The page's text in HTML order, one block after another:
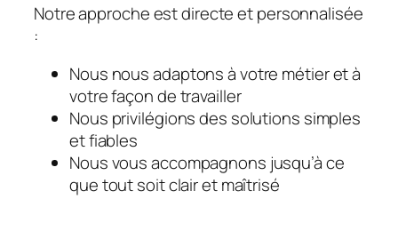
Notre approche est directe et personnalisée
:
Nous nous adaptons à votre métier et à
votre façon de travailler
Nous privilégions des solutions simples
et fiables
Nous vous accompagnons jusqu’à ce
que tout soit clair et maîtrisé